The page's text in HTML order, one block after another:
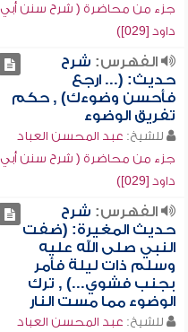
جزء من محاضرة ( شرح سنن أبي
داود [029])
الفهرس: شرح
حديث: (... ارجع
فأحسن وضوءك) , حكم
تفريق الوضوء
للشيخ: عبد المحسن العباد
جزء من محاضرة ( شرح سنن أبي
داود [029])
الفهرس: شرح
حديث المغيرة: (ضفت
النبي صلى الله عليه
وسلم ذات ليلة فأمر
بجنب فشوي...) , ترك
الوضوء مما مست النار
للشيخ: عبد المحسن العباد